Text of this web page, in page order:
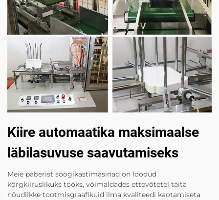
Kiire automaatika maksimaalse
läbilasuvuse saavutamiseks
Meie paberist söögikastimasinad on loodud
kõrgkiiruslikuks tööks, võimaldades ettevõtetel täita
nõudlikke tootmisgraafikuid ilma kvaliteedi kaotamiseta.